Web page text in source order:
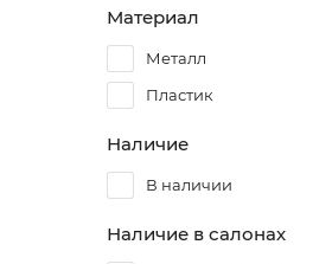
Материал
Металл
Пластик
Наличие
В наличии
Наличие в салонах